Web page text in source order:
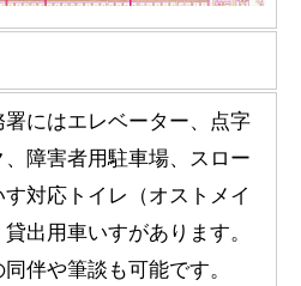
署にはエレベーター、点字
、障害者用駐車場、スロー
す対応トイレ（オストメイ
貸出用車いすがあります。
伴や筆談も可能です。